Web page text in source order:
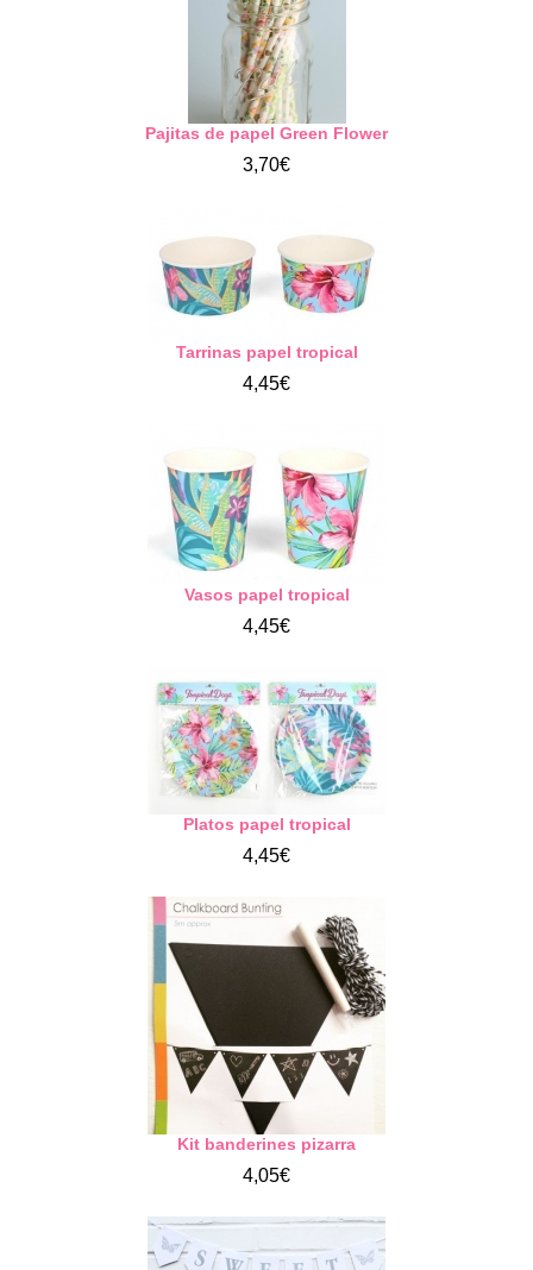
Pajitas de papel Green Flower
3,70€
Tarrinas papel tropical
4,45€
Vasos papel tropical
4,45€
Platos papel tropical
4,45€
Kit banderines pizarra
4,05€